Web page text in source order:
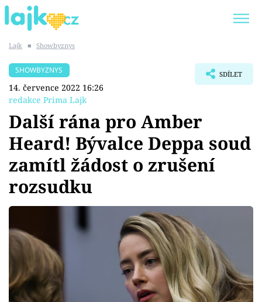
SHOPAHOLICADEL
Témata
Showbyznys
Youtubeři
Virály
Sex a vztahy
Videa
Lajk ■ Showbyznys
SHOWBYZNYS
14. července 2022 16:26
redakce Prima Lajk
SDÍLET
Další rána pro Amber
Heard! Bývalce Deppa soud
zamítl žádost o zrušení
rozsudku